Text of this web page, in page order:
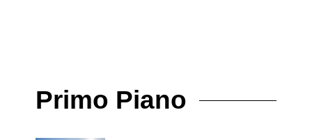
Primo Piano